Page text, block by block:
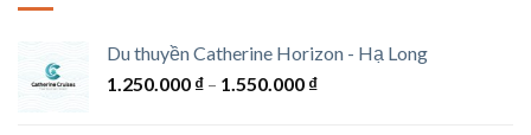
Du thuyền Catherine Horizon - Hạ Long
1.250.000 ₫ – 1.550.000 ₫Khoảng